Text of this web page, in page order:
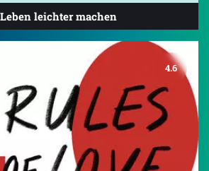
leichter machen
4.6